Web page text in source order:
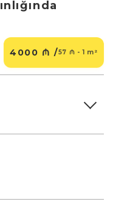
4000 ₼ /57 ₼ - 1 m²